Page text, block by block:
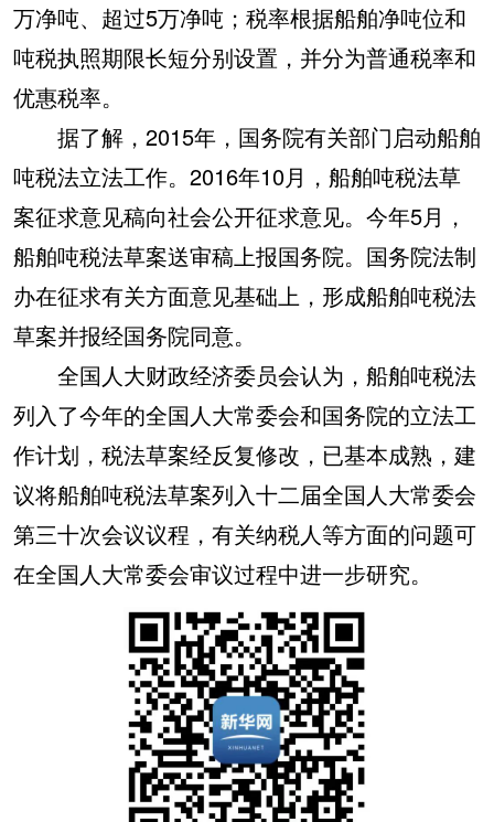
万净吨、超过5万净吨；税率根据船舶净吨位和
吨税执照期限长短分别设置，并分为普通税率和
优惠税率。
据了解，2015年，国务院有关部门启动船舶
吨税法立法工作。2016年10月，船舶吨税法草
案征求意见稿向社会公开征求意见。今年5月，
船舶吨税法草案送审稿上报国务院。国务院法制
办在征求有关方面意见基础上，形成船舶吨税法
草案并报经国务院同意。
全国人大财政经济委员会认为，船舶吨税法
列入了今年的全国人大常委会和国务院的立法工
作计划，税法草案经反复修改，已基本成熟，建
议将船舶吨税法草案列入十二届全国人大常委会
第三十次会议议程，有关纳税人等方面的问题可
在全国人大常委会审议过程中进一步研究。